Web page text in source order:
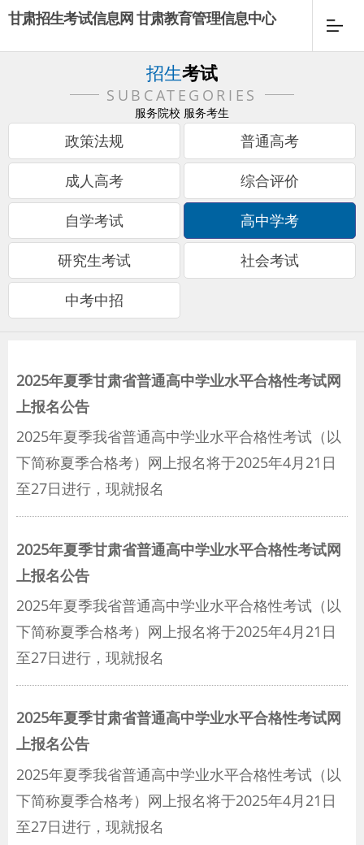
甘肃招生考试信息网 甘肃教育管理信息中心
招生考试
SUBCATEGORIES
服务院校 服务考生
政策法规 普通高考
成人高考 综合评价
自学考试 高中学考
研究生考试 社会考试
中考中招
2025年夏季甘肃省普通高中学业水平合格性考试网
上报名公告
2025年夏季我省普通高中学业水平合格性考试（以
下简称夏季合格考）网上报名将于2025年4月21日
至27日进行，现就报名
2025年夏季甘肃省普通高中学业水平合格性考试网
上报名公告
2025年夏季我省普通高中学业水平合格性考试（以
下简称夏季合格考）网上报名将于2025年4月21日
至27日进行，现就报名
2025年夏季甘肃省普通高中学业水平合格性考试网
上报名公告
2025年夏季我省普通高中学业水平合格性考试（以
下简称夏季合格考）网上报名将于2025年4月21日
至27日进行，现就报名